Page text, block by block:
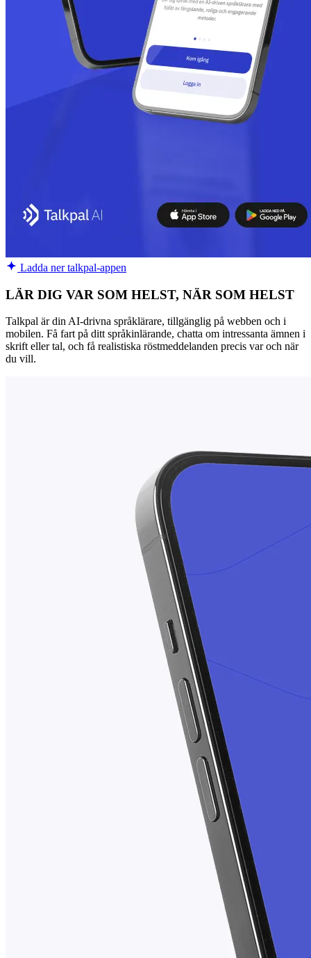
Ladda ner talkpal-appen
LÄR DIG VAR SOM HELST, NÄR SOM HELST
Talkpal är din AI-drivna språklärare, tillgänglig på webben och i
mobilen. Få fart på ditt språkinlärande, chatta om intressanta ämnen i
skrift eller tal, och få realistiska röstmeddelanden precis var och när
du vill.